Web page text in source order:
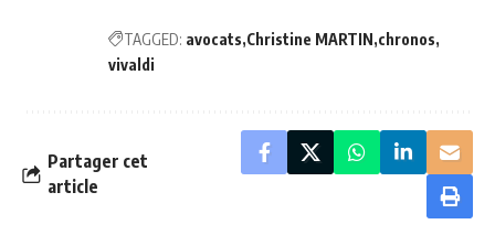
TAGGED: avocats Christine MARTIN chronos
vivaldi
Partager cet
article